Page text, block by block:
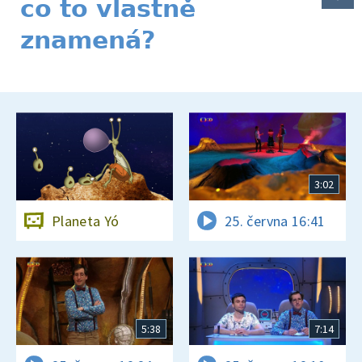
co to vlastně
znamená?
Planeta Yó
3:02
25. června 16:41
5:38 7:14